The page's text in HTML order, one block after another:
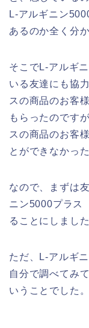
L-アルギニン
あるのか全く分
そこでL-アルギ
いる友達にも協
スの商品のお客
もらったのです
スの商品のお客
とができなかっ
なので、まずは
ニン5000プラス
ることにしました
ただ、L-アルギ
自分で調べてみ
いうことでした。